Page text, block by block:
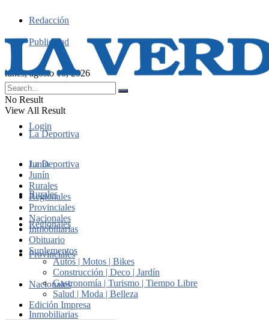
Redacción
Publicidad
lunes, agosto 10, 2026
Login
No Result
View All Result
La Deportiva
Junín
Rurales
Regionales
Provinciales
Nacionales
Inmobiliarias
La Deportiva
Junín
Rurales
Regionales
Provinciales
Nacionales
Inmobiliarias
Obituario
Suplementos
Autos | Motos | Bikes
Construcción | Deco | Jardín
Gastronomía | Turismo | Tiempo Libre
Salud | Moda | Belleza
Edición Impresa